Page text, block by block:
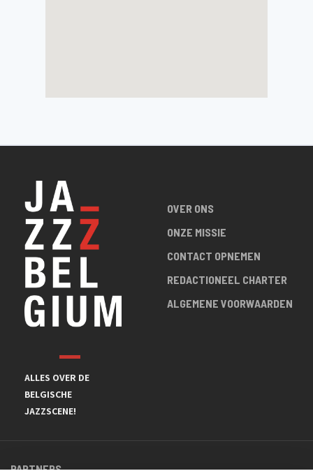
ALLES OVER DE
BELGISCHE
JAZZSCENE!
OVER ONS
ONZE MISSIE
CONTACT OPNEMEN
REDACTIONEEL CHARTER
ALGEMENE VOORWAARDEN